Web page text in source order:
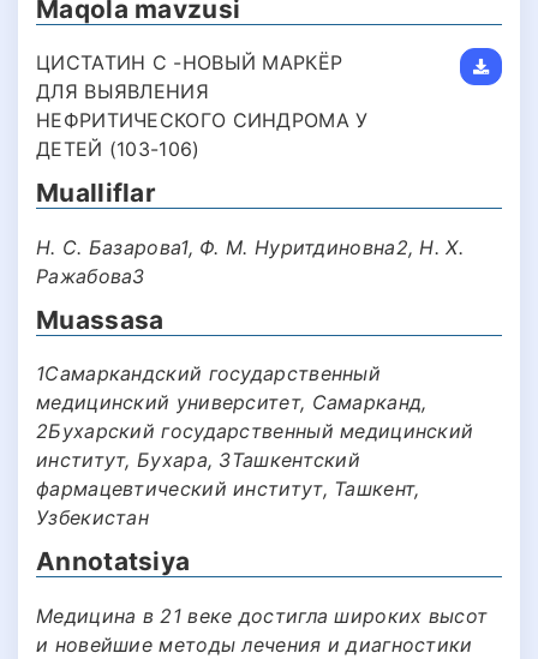
Maqola mavzusi
ЦИСТАТИН С -НОВЫЙ МАРКЁР
ДЛЯ ВЫЯВЛЕНИЯ
НЕФРИТИЧЕСКОГО СИНДРОМА У
ДЕТЕЙ (103-106)
Mualliflar
Н. С. Базарова1, Ф. М. Нуритдиновна2, Н. Х.
Ражабова3
Muassasa
1Самаркандский государственный
медицинский университет, Самарканд,
2Бухарский государственный медицинский
институт, Бухара, 3Ташкентский
фармацевтический институт, Ташкент,
Узбекистан
Annotatsiya
Медицина в 21 веке достигла широких высот
и новейшие методы лечения и диагностики